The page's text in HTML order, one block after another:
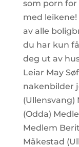
som porn
med
av alle
du har kun
deg ut av
Leiar May
nakenbilder
(Ullensvang)
(Odda)
Medlem
Måkestad